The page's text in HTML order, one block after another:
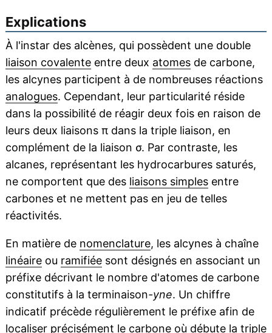
Explications
À l'instar des alcènes, qui possèdent une double
liaison covalenteentre deux atomesde carbone,
les alcynes participent à de nombreuses réactions
analogues. Cependant, leur particularité réside
dans la possibilité de réagir deux fois en raison de
leurs deux liaisons π dans la triple liaison, en
complément de la liaison σ. Par contraste, les
alcanes, représentant les hydrocarbures saturés,
ne comportent que des liaisons simplesentre
carbones et ne mettent pas en jeu de telles
réactivités.
En matière de nomenclature, les alcynes à chaîne
linéaireou ramifiéesont désignés en associant un
préfixe décrivant le nombre d'atomes de carbone
constitutifs à la terminaison-yne. Un chiffre
indicatif précède régulièrement le préfixe afin de
localiser précisément le carbone où débute la triple